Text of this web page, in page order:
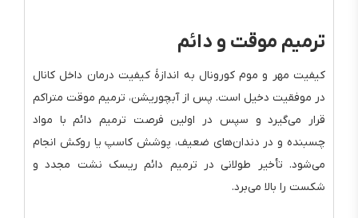
ترمیم موقت و دائم
کیفیت مهر و موم کورونال به اندازهٔ کیفیت درمان داخل کانال
در موفقیت دخیل است. پس از آبچوریشن، ترمیم موقت متراکم
قرار می‌گیرد و سپس در اولین فرصت ترمیم دائم با مواد
چسبنده و در دندان‌های ضعیف، پوشش کاسپ یا روکش انجام
می‌شود. تأخیر طولانی در ترمیم دائم ریسک نشت مجدد و
شکست را بالا می‌برد.